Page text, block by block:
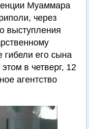
Муаммара
через
выступления
его сына
в четверг, 12
агентство